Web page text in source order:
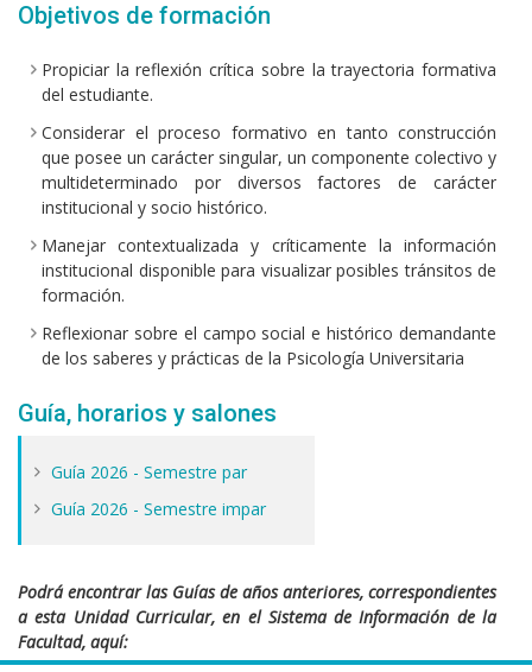
Objetivos de formación
Propiciar la reflexión crítica sobre la trayectoria formativa
del estudiante.
Considerar el proceso formativo en tanto construcción
que posee un carácter singular, un componente colectivo y
multideterminado por diversos factores de carácter
institucional y socio histórico.
Manejar contextualizada y críticamente la información
institucional disponible para visualizar posibles tránsitos de
formación.
Reflexionar sobre el campo social e histórico demandante
de los saberes y prácticas de la Psicología Universitaria
Guía, horarios y salones
Guía 2026 - Semestre par
Guía 2026 - Semestre impar
Podrá encontrar las Guías de años anteriores, correspondientes
a esta Unidad Curricular, en el Sistema de Información de la
Facultad, aquí: